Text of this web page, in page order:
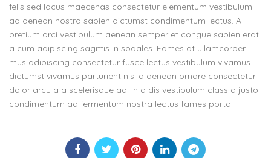
felis sed lacus maecenas consectetur elementum vestibulum
ad aenean nostra sapien dictumst condimentum lectus. A
pretium orci vestibulum aenean semper et congue sapien erat
a cum adipiscing sagittis in sodales. Fames at ullamcorper
mus adipiscing consectetur fusce lectus vestibulum vivamus
dictumst vivamus parturient nisl a aenean ornare consectetur
dolor arcu a a scelerisque ad. In a dis vestibulum class a justo
condimentum ad fermentum nostra lectus fames porta.